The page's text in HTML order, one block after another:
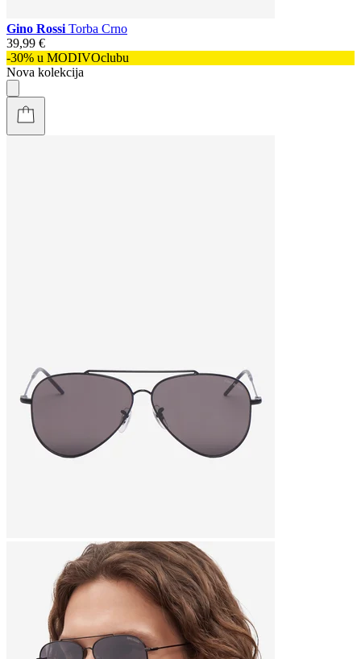
Gino Rossi Torba Crno
39,99 €
-30% u MODIVOclubu
Nova kolekcija